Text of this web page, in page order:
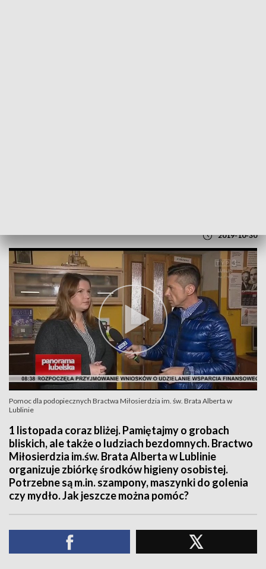
2019-10-30
Pomoc dla podopiecznych Bractwa Miłosierdzia im. św. Brata Alberta w
Lublinie
1 listopada coraz bliżej. Pamiętajmy o grobach
bliskich, ale także o ludziach bezdomnych. Bractwo
Miłosierdzia im.św. Brata Alberta w Lublinie
organizuje zbiórkę środków higieny osobistej.
Potrzebne są m.in. szampony, maszynki do golenia
czy mydło. Jak jeszcze można pomóc?